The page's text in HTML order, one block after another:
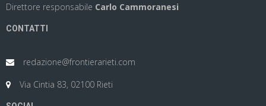
Direttore responsabile Carlo Cammoranesi
CONTATTI
redazione@frontierarieti.com
Via Cintia 83, 02100 Rieti